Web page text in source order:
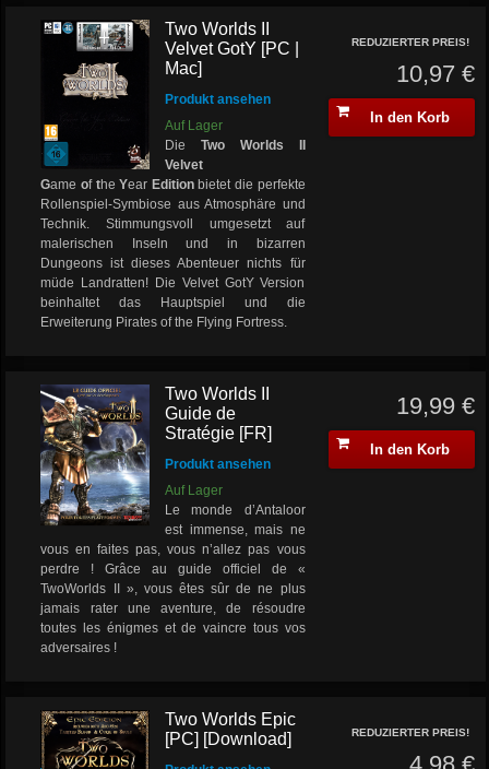
Two Worlds II
Velvet GotY [PC |
Mac]
Produkt ansehen
Auf Lager
DieTwo Worlds II
Velvet
Game of the Year Editionbietet die perfekte
Rollenspiel-Symbiose aus Atmosphäre und
Technik. Stimmungsvoll umgesetzt auf
malerischen Inseln und in bizarren
Dungeons ist dieses Abenteuer nichts für
müde Landratten! Die Velvet GotY Version
beinhaltet das Hauptspiel und die
Erweiterung Pirates of the Flying Fortress.
REDUZIERTER PREIS!
10,97 €
In den Korb
Two Worlds II
Guide de
Stratégie [FR]
Produkt ansehen
Auf Lager
Le monde d’Antaloor
est immense, mais ne
vous en faites pas, vous n’allez pas vous
perdre ! Grâce au guide officiel de «
TwoWorlds II », vous êtes sûr de ne plus
jamais rater une aventure, de résoudre
toutes les énigmes et de vaincre tous vos
adversaires !
19,99 €
In den Korb
Two Worlds Epic
[PC] [Download]
REDUZIERTER PREIS!